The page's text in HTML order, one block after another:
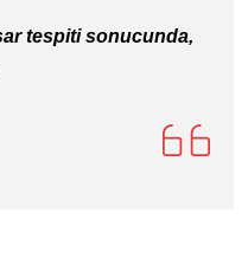
tespiti sonucunda,